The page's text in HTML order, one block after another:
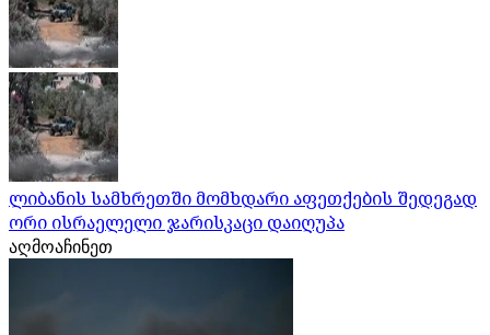
ლიბანის სამხრეთში მომხდარი აფეთქების შედეგად
ორი ისრაელელი ჯარისკაცი დაიღუპა
აღმოაჩინეთ